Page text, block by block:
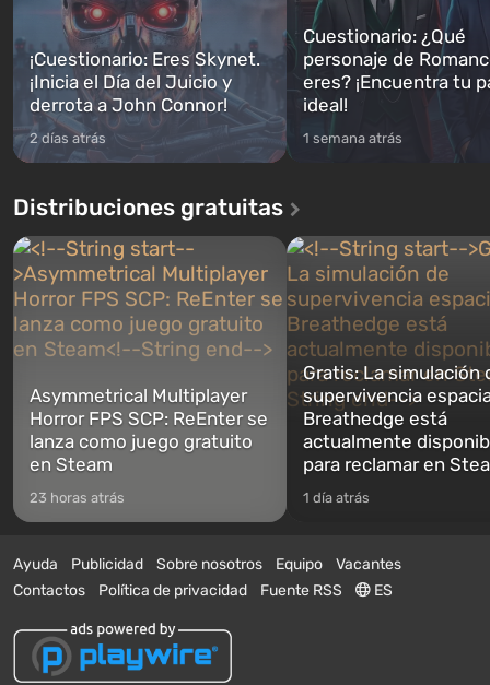
¡Cuestionario: Eres Skynet.
¡Inicia el Día del Juicio y
derrota a John Connor!
2 días atrás
Cuestionario: ¿Qué
personaje de
eres? ¡Encuentra tu
ideal!
1 semana atrás
Distribuciones gratuitas
Asymmetrical Multiplayer
Horror FPS SCP: ReEnter se
lanza como juego gratuito
en Steam
23 horas atrás
Gratis: La simulación
supervivencia
Breathedge está
actualmente
para reclamar en
1 día atrás
Ayuda Publicidad Sobre nosotros Equipo
Vacantes
Contactos
Política de privacidad Fuente RSS ES